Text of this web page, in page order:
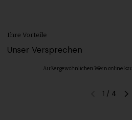
Ihre Vorteile
Unser Versprechen
Außergewöhnlichen Wein online
Vorherige
1 / 4